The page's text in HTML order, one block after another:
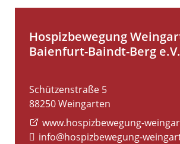
Hospizbewegung
Baienfurt-Baindt-Berg e.V.
Schützenstraße 5
88250Weingarten
www.hospizbewegung-
info@hospizbewegung-